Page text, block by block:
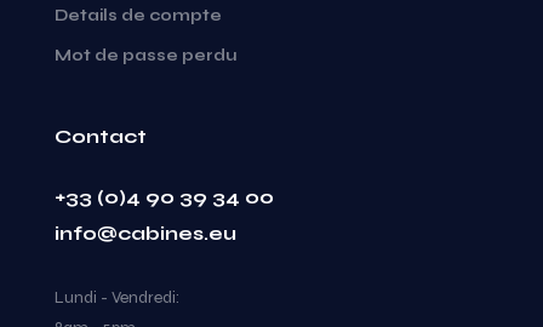
Details de compte
Mot de passe perdu
Contact
+33 (0)4 90 39 34 00
info@cabines.eu
Lundi - Vendredi: